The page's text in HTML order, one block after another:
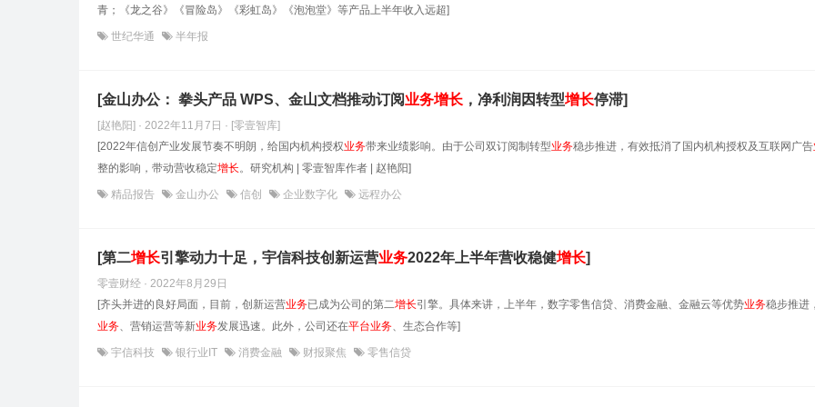
青；《龙之谷》《冒险岛》《彩虹岛》《泡泡堂》等产品上半年收入远超]
世纪华通 半年报
[金山办公： 拳头产品 WPS、金山文档推动订阅业务增长 ，净利润因转型增长停滞]
[赵艳阳] · 2022年11月7日 · [零壹智库]
[2022年信创产业发展节奏不明朗，给国内机构授权业务带来业绩影响。由于公司双订阅制转型业务稳步推进，有效抵消了国内机构授权及互联网广告
整的影响，带动营收稳定增长。研究机构 | 零壹智库作者 | 赵艳阳]
精品报告 金山办公 信创 企业数字化 远程办公
[第二增长引擎动力十足，宇信科技创新运营业务2022年上半年营收稳健增长]
零壹财经 · 2022年8月29日
[齐头并进的良好局面，目前，创新运营业务已成为公司的第二增长引擎。具体来讲，上半年，数字零售信贷、消费金融、金融云等优势业务稳步推进
业务、营销运营等新业务发展迅速。此外，公司还在平台业务、生态合作等]
宇信科技 银行业IT 消费金融 财报聚焦 零售信贷